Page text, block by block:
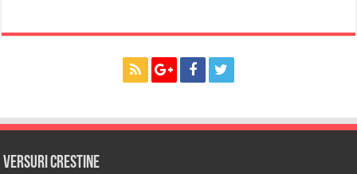
Versuri Crestine